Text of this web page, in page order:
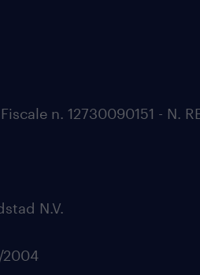
n. 12730090151 - N.
N.V.
2004